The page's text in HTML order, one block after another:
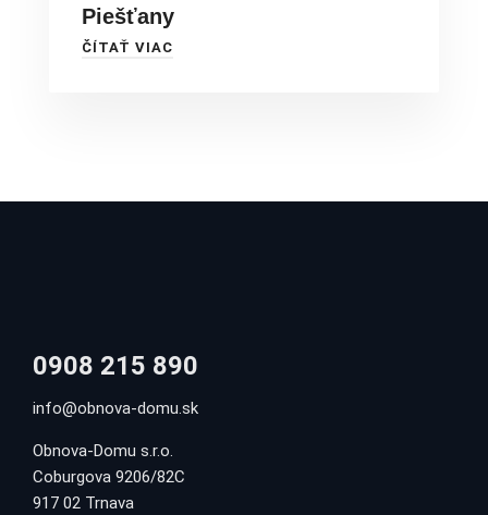
Piešťany
ČÍTAŤ VIAC
0908 215 890
info@obnova-domu.sk
Obnova-Domu s.r.o.
Coburgova 9206/82C
917 02 Trnava